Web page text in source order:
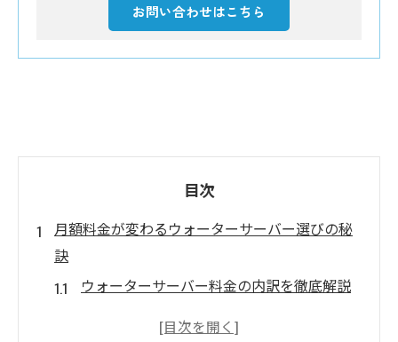
お問い合わせはこちら
目次
月額料金が変わるウォーターサーバー選びの秘
訣
ウォーターサーバー料金の内訳を徹底解説
月額料金が変動する主なポイントとは